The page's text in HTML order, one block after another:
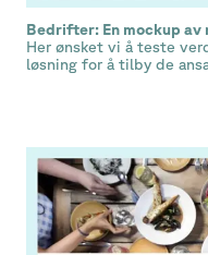
Bedrifter: En mockup av
Her ønsket vi å teste
løsning for å tilby de